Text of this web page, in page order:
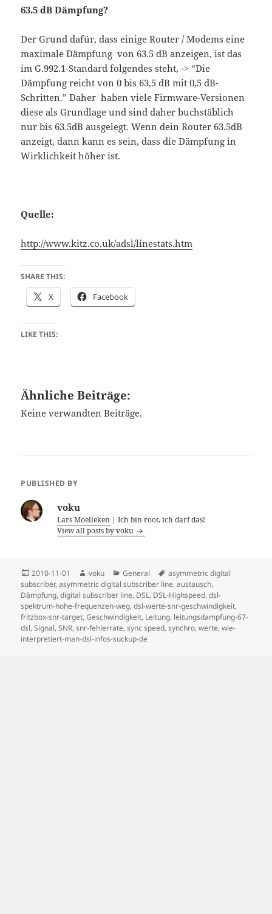
63.5 dB Dämpfung?
Der Grund dafür, dass einige Router / Modems eine
maximale Dämpfung von 63.5 dB anzeigen, ist das
im G.992.1-Standard folgendes steht, -> “Die
Dämpfung reicht von 0 bis 63,5 dB mit 0,5 dB-
Schritten.” Daher haben viele Firmware-Versionen
diese als Grundlage und sind daher buchstäblich
nur bis 63.5dB ausgelegt. Wenn dein Router 63.5dB
anzeigt, dann kann es sein, dass die Dämpfung in
Wirklichkeit höher ist.
Quelle:
http://www.kitz.co.uk/adsl/linestats.htm
SHARE THIS:
X Facebook
LIKE THIS:
Ähnliche Beiträge:
Keine verwandten Beiträge.
PUBLISHED BY
voku
Lars Moelleken | Ich bin root, ich darf das!
View all posts by voku
Posted
on
2010-11-01 Author
voku Categories
General Tags
asymmetric digital
subscriber,asymmetric digital subscriber line,austausch,
Dämpfung,digital subscriber line, DSL, DSL-Highspeed,dsl-
spektrum-hohe-frequenzen-weg,dsl-werte-snr-geschwindigkeit,
fritzbox-snr-target,Geschwindigkeit, Leitung, leitungsdampfung-67-
dsl,Signal,SNR,snr-fehlerrate,sync speed,synchro,werte,wie-
interpretiert-man-dsl-infos-suckup-de